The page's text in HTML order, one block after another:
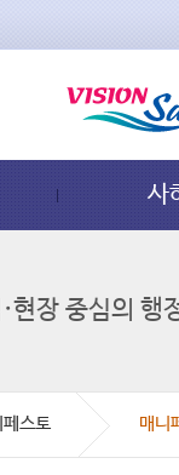
사
현장 중심의 행
페스토 매니